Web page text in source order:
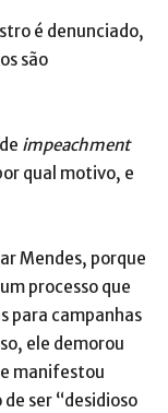
é denunciado,
são
impeachment
qual motivo, e
Mendes, porque
processo que
para campanhas
ele demorou
manifestou
ser “desidioso